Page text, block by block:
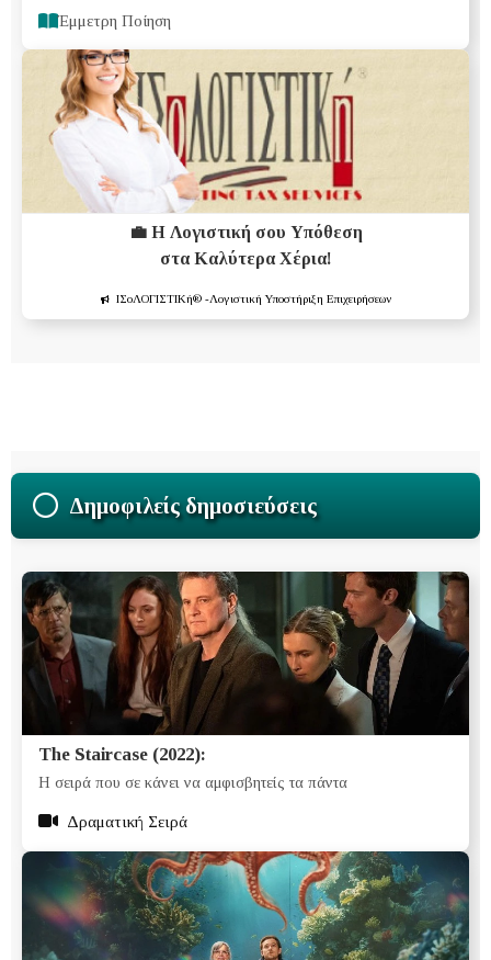
Έμμετρη Ποίηση
💼 Η Λογιστική σου Υπόθεση
στα Καλύτερα Χέρια!
ΙΣοΛΟΓΙΣΤΙΚή®-Λογιστική Υποστήριξη Επιχειρήσεων
Δημοφιλείς δημοσιεύσεις
The Staircase (2022):
Η σειρά που σε κάνει να αμφισβητείς τα πάντα
Δραματική Σειρά